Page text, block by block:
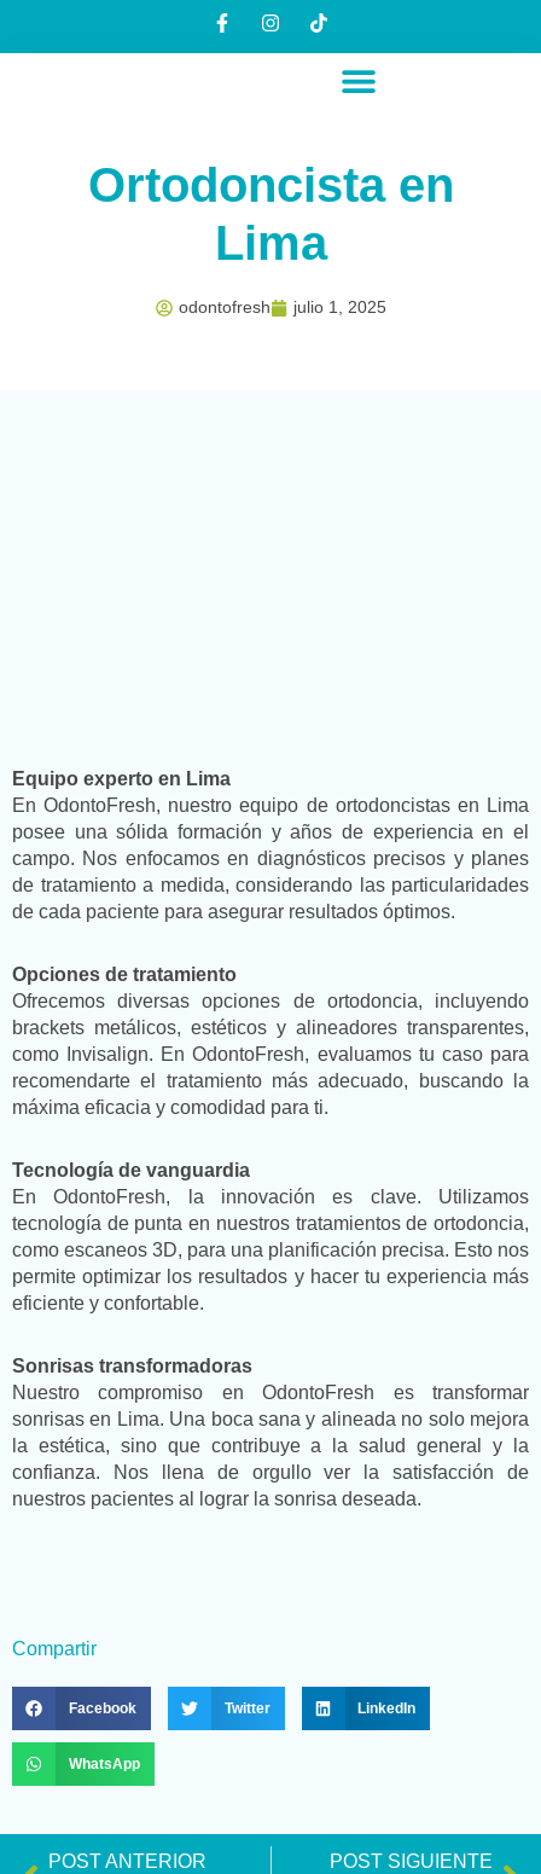
Ortodoncista en
Lima
odontofresh julio 1, 2025
Equipo experto en Lima
En OdontoFresh, nuestro equipo de ortodoncistas en Lima
posee una sólida formación y años de experiencia en el
campo. Nos enfocamos en diagnósticos precisos y planes
de tratamiento a medida, considerando las particularidades
de cada paciente para asegurar resultados óptimos.
Opciones de tratamiento
Ofrecemos diversas opciones de ortodoncia, incluyendo
brackets metálicos, estéticos y alineadores transparentes,
como Invisalign. En OdontoFresh, evaluamos tu caso para
recomendarte el tratamiento más adecuado, buscando la
máxima eficacia y comodidad para ti.
Tecnología de vanguardia
En OdontoFresh, la innovación es clave. Utilizamos
tecnología de punta en nuestros tratamientos de ortodoncia,
como escaneos 3D, para una planificación precisa. Esto nos
permite optimizar los resultados y hacer tu experiencia más
eficiente y confortable.
Sonrisas transformadoras
Nuestro compromiso en OdontoFresh es transformar
sonrisas en Lima. Una boca sana y alineada no solo mejora
la estética, sino que contribuye a la salud general y la
confianza. Nos llena de orgullo ver la satisfacción de
nuestros pacientes al lograr la sonrisa deseada.
Compartir
Facebook Twitter LinkedIn
WhatsApp
POST ANTERIOR
POST SIGUIENTE